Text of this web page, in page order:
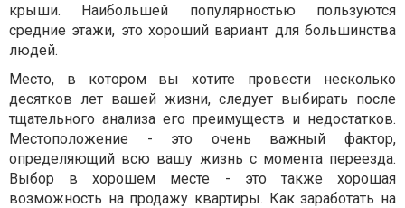
крыши. Наибольшей популярностью пользуются
средние этажи, это хороший вариант для большинства
людей.
Место, в котором вы хотите провести несколько
десятков лет вашей жизни, следует выбирать после
тщательного анализа его преимуществ и недостатков.
Местоположение - это очень важный фактор,
определяющий всю вашу жизнь с момента переезда.
Выбор в хорошем месте - это также хорошая
возможность на продажу квартиры. Как заработать на